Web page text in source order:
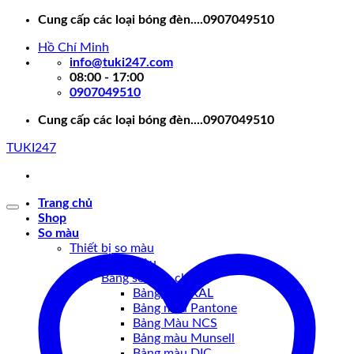
Skip
content
Cung cấp các loại bóng đèn....0907049510
Hồ Chí Minh
info@tuki247.com
08:00 - 17:00
0907049510
Cung cấp các loại bóng đèn....0907049510
TUKI247
Trang chủ
Shop
So màu
Thiết bị so màu
Tủ so màu
Bảng so màu chuẩn
Bảng màu RAL
Bảng màu Pantone
Bảng Màu NCS
Bảng màu Munsell